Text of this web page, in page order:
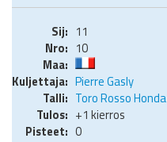
11
10
Pierre Gasly
Toro Rosso Honda
+1 kierros
0